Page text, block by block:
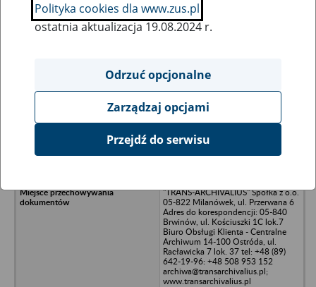
Ukryj wszystkie pozycje bazy
Spółdzielnia Mieszkaniowa
"TRANS-ARCHIVALIUS" Spółka z o.o.
05-822 Milanówek, ul. Przerwana 6
Adres do korespondencji: 05-840
Brwinów, ul. Kościuszki 1C lok.7
Biuro Obsługi Klienta - Centralne
Archiwum 14-100 Ostróda, ul.
Racławicka 7 lok. 37 tel: +48 (89)
642-19-96: +48 508 953 152
archiwa@transarchivalius.pl;
www.transarchivalius.pl
Polityka cookies dla www.zus.pl
ostatnia aktualizacja 19.08.2024 r.
Odrzuć opcjonalne
Zarządzaj opcjami
Przejdź do serwisu